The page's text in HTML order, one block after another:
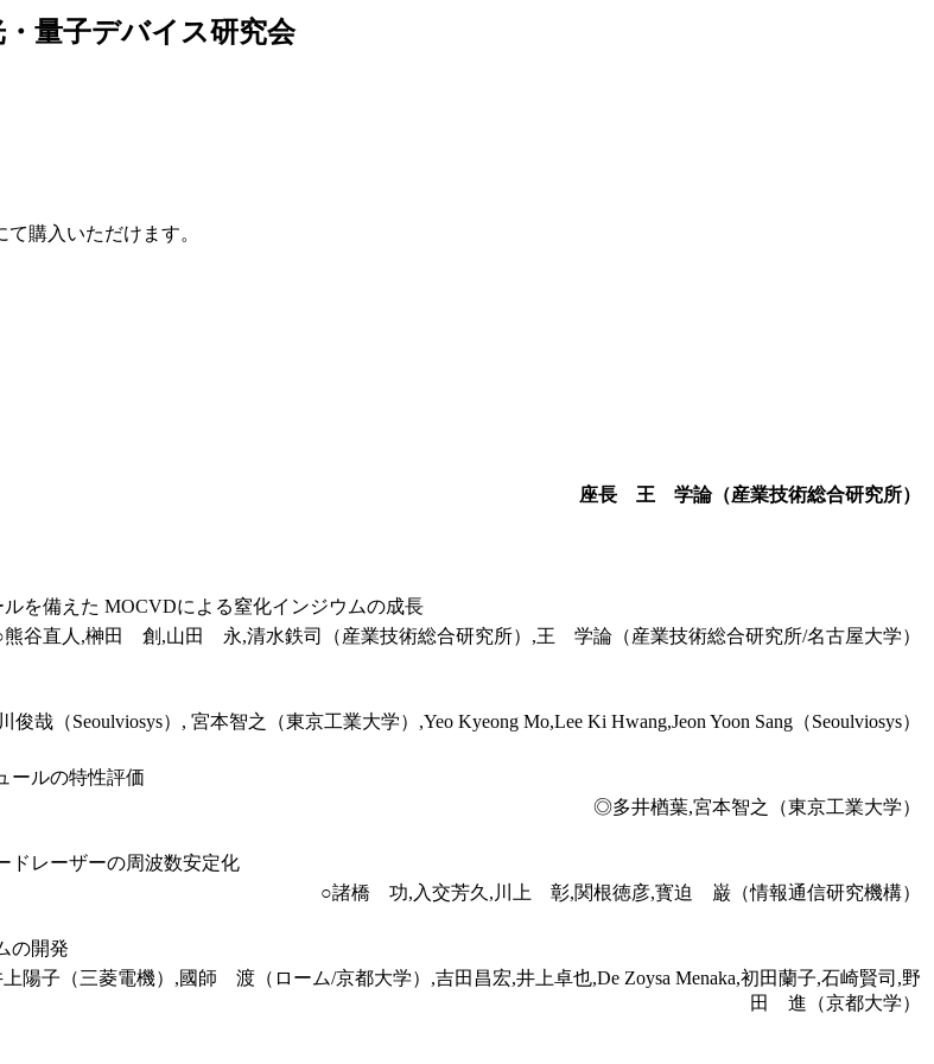
・量子デバイス研究会
て購入いただけます。
座長 王 学論（産業技術総合研究所）
を備えた MOCVDによる窒化インジウムの成長
熊谷直人,榊田 創,山田 永,清水鉄司（産業技術総合研究所）,王 学論（産業技術総合研究所/名古屋大学）
俊哉（Seoulviosys）, 宮本智之（東京工業大学）,Yeo Kyeong Mo,Lee Ki Hwang,Jeon Yoon Sang（Seoulviosys）
ールの特性評価
◎多井楢葉,宮本智之（東京工業大学）
ドレーザーの周波数安定化
○諸橋 功,入交芳久,川上 彰,関根徳彦,寳迫 巌（情報通信研究機構）
の開発
陽子（三菱電機）,國師 渡（ローム/京都大学）,吉田昌宏,井上卓也,De Zoysa Menaka,初田蘭子,石崎賢司,野
田 進（京都大学）